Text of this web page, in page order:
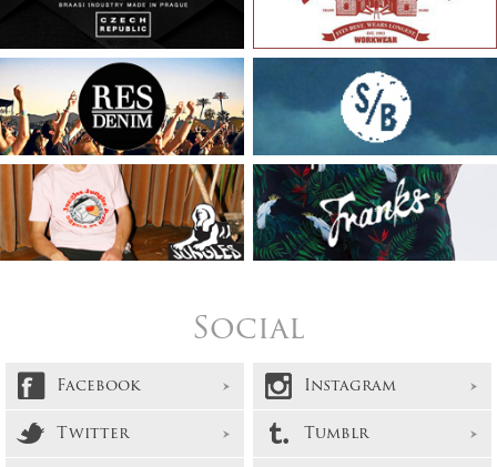
Social
Facebook
Instagram
Twitter
Tumblr